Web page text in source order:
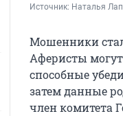
Источник: Наталья
Мошенники
Аферисты могут
способные
затем данные
член комитета